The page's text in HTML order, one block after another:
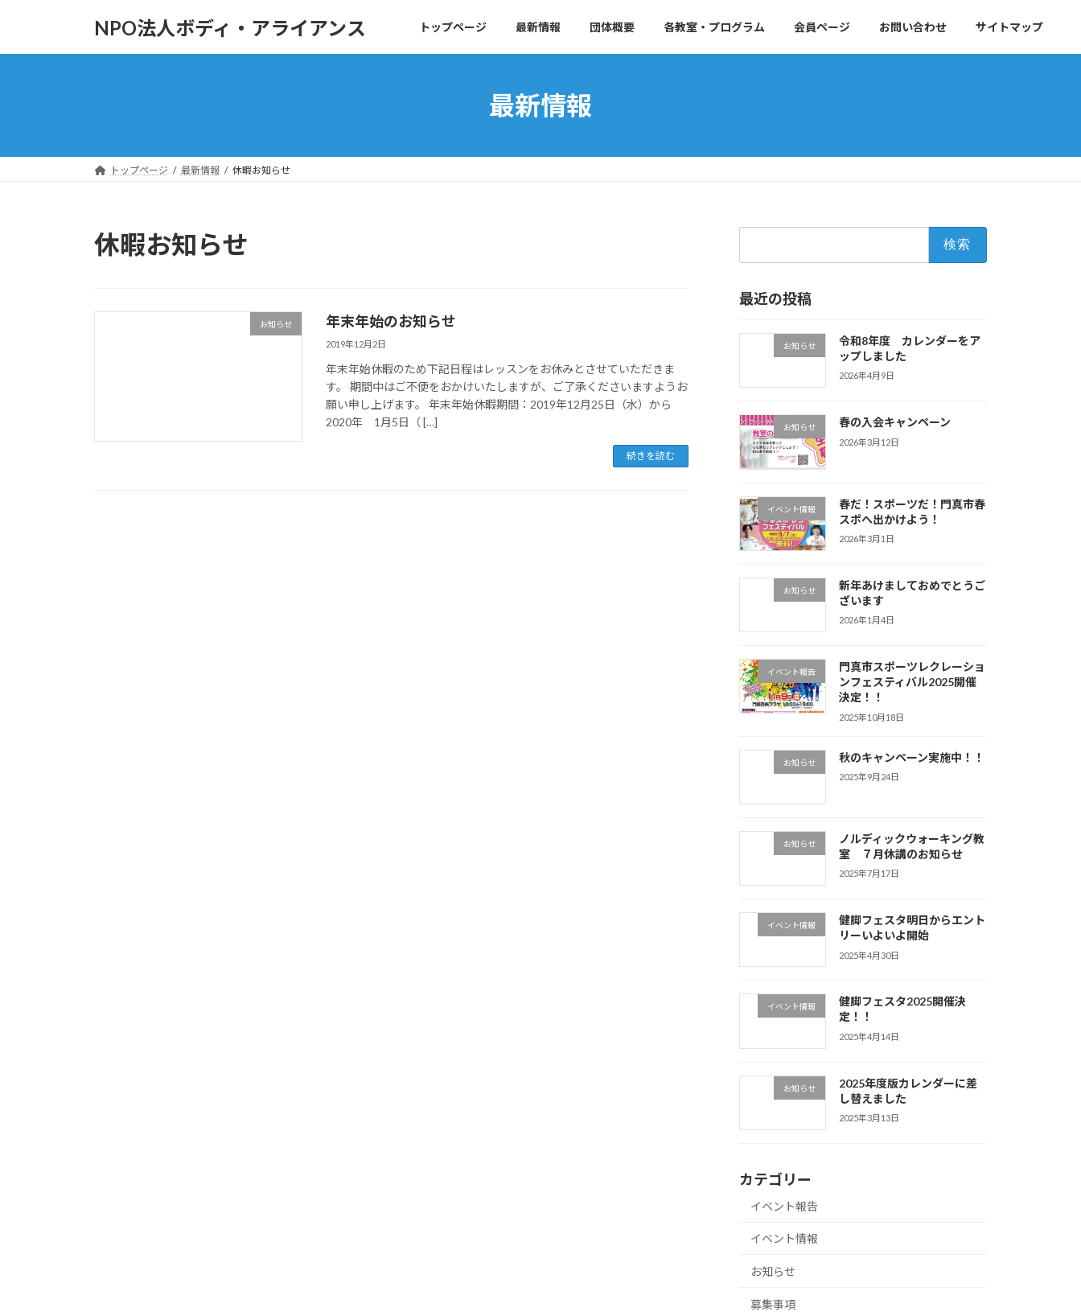
NPO法人ボディ・アライアンス トップページ 最新情報 団体概要 各教室・プログラム 会員ページ お問い合わせ サイトマップ
最新情報
トップページ 最新情報 休暇お知らせ
休暇お知らせ
お知らせ 年末年始のお知らせ
2019年12月2日
年末年始休暇のため下記日程はレッスンをお休みとさせていただきま
す。 期間中はご不便をおかけいたしますが、ご了承くださいますようお
願い申し上げます。 年末年始休暇期間：2019年12月25日（水）から
2020年 1月5日（ […]
続きを読む
最近の投稿
お知らせ
令和8年度 カレンダーをア
ップしました
2026年4月9日
お知らせ 春の入会キャンペーン
2026年3月12日
イベント情報
春だ！スポーツだ！門真市春
スポへ出かけよう！
2026年3月1日
お知らせ
新年あけましておめでとうご
ざいます
2026年1月4日
イベント報告
門真市スポーツレクレーショ
ンフェスティバル2025開催
決定！！
2025年10月18日
お知らせ 秋のキャンペーン実施中！！
2025年9月24日
お知らせ
ノルディックウォーキング教
室 ７月休講のお知らせ
2025年7月17日
イベント情報
健脚フェスタ明日からエント
リーいよいよ開始
2025年4月30日
イベント情報
健脚フェスタ2025開催決
定！！
2025年4月14日
お知らせ
2025年度版カレンダーに差
し替えました
2025年3月13日
カテゴリー
イベント報告
イベント情報
お知らせ
募集事項